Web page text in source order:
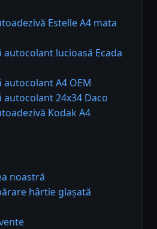
Estelle A4 mata
autocolant lucioasă Ecada
A4 OEM
autocolant 24x34 Daco
Kodak A4
noastră
hârtie glașată